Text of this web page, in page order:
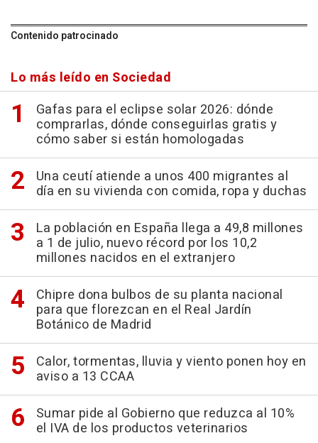
Contenido patrocinado
Lo más leído en Sociedad
Gafas para el eclipse solar 2026: dónde
comprarlas, dónde conseguirlas gratis y
cómo saber si están homologadas
Una ceutí atiende a unos 400 migrantes al
día en su vivienda con comida, ropa y duchas
La población en España llega a 49,8 millones
a 1 de julio, nuevo récord por los 10,2
millones nacidos en el extranjero
Chipre dona bulbos de su planta nacional
para que florezcan en el Real Jardín
Botánico de Madrid
Calor, tormentas, lluvia y viento ponen hoy en
aviso a 13 CCAA
Sumar pide al Gobierno que reduzca al 10%
el IVA de los productos veterinarios